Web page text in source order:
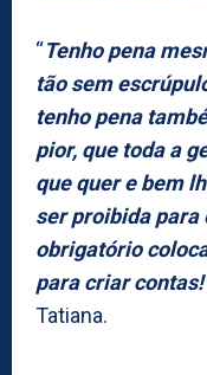
“Tenho pena
tão sem
tenho pena
pior, que toda a
que quer e bem
ser proibida para
obrigatório
para criar
Tatiana.